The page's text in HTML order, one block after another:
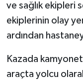
ve sağlık ekipleri
ekiplerinin olay
ardından
Kazada
araçta yolcu